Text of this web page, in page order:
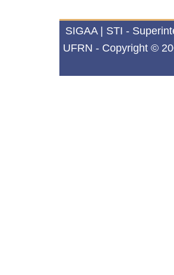
SIGAA | STI -
UFRN - Copyright ©